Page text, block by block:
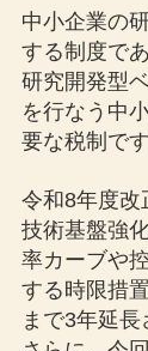
中小企業の
する制度で
研究開発型
を行なう中
要な税制です
令和8年度改
技術基盤強
率カーブや
する時限措
まで3年延長